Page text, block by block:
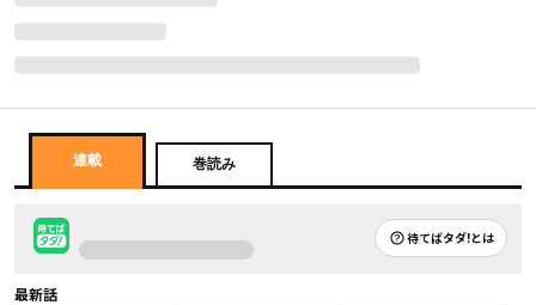
連載 巻読み
待てばタダ!とは
最新話